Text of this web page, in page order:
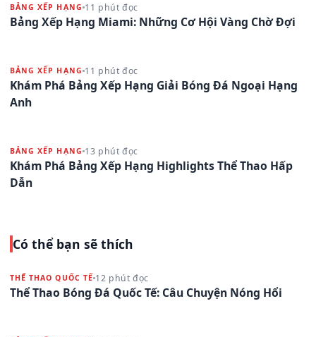
BẢNG XẾP HẠNG 11 phút đọc
Bảng Xếp Hạng Miami: Những Cơ Hội Vàng Chờ Đợi
BẢNG XẾP HẠNG 11 phút đọc
Khám Phá Bảng Xếp Hạng Giải Bóng Đá Ngoại Hạng
Anh
BẢNG XẾP HẠNG 13 phút đọc
Khám Phá Bảng Xếp Hạng Highlights Thể Thao Hấp
Dẫn
Có thể bạn sẽ thích
THỂ THAO QUỐC TẾ 12 phút đọc
Thể Thao Bóng Đá Quốc Tế: Câu Chuyện Nóng Hổi